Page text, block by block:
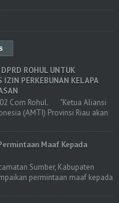
ROHUL UNTUK
IZIN PERKEBUNAN KELAPA
102 Com Rohul. "Ketua Aliansi
(AMTI) Provinsi Riau akan
Maaf Kepada
Sumber, Kabupaten
permintaan maaf kepada